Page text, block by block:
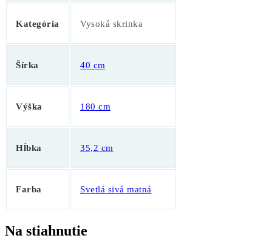
Kategória Vysoká skrinka
Šírka 40 cm
Výška 180 cm
Hĺbka 35,2 cm
Farba Svetlá sivá matná
Na stiahnutie